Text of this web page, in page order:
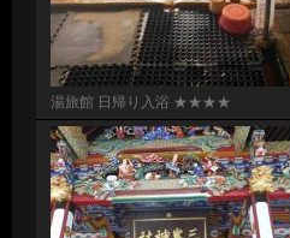
湯旅館 日帰り入浴 ★★★★